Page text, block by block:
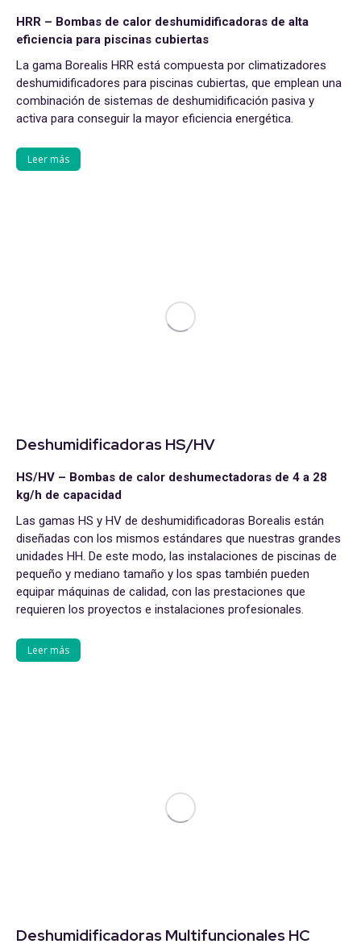
HRR – Bombas de calor deshumidificadoras de alta
eficiencia para piscinas cubiertas
La gama Borealis HRR está compuesta por climatizadores
deshumidificadores para piscinas cubiertas, que emplean una
combinación de sistemas de deshumidificación pasiva y
activa para conseguir la mayor eficiencia energética.
Leer más
Deshumidificadoras HS/HV
HS/HV – Bombas de calor deshumectadoras de 4 a 28
kg/h de capacidad
Las gamas HS y HV de deshumidificadoras Borealis están
diseñadas con los mismos estándares que nuestras grandes
unidades HH. De este modo, las instalaciones de piscinas de
pequeño y mediano tamaño y los spas también pueden
equipar máquinas de calidad, con las prestaciones que
requieren los proyectos e instalaciones profesionales.
Leer más
Deshumidificadoras Multifuncionales HC